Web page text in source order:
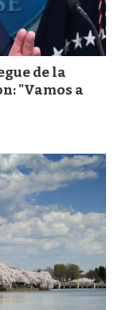
de la
"Vamos a